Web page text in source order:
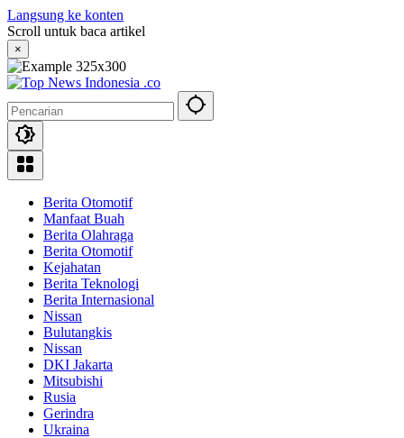
Langsung ke konten
Scroll untuk baca artikel
×
Berita Otomotif
Manfaat Buah
Berita Olahraga
Berita Otomotif
Kejahatan
Berita Teknologi
Berita Internasional
Nissan
Bulutangkis
Nissan
DKI Jakarta
Mitsubishi
Rusia
Gerindra
Ukraina